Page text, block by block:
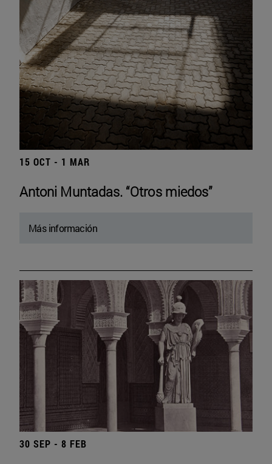
15 OCT - 1 MAR
Antoni Muntadas. “Otros miedos”
Más información
30 SEP - 8 FEB